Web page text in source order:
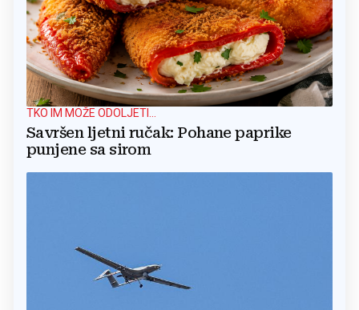
TKO IM MOŽE ODOLJETI...
Savršen ljetni ručak: Pohane paprike
punjene sa sirom